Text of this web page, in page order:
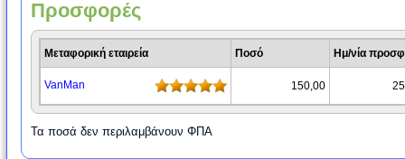
Προσφορές
Μεταφορική εταιρεία Ποσό Ημ/νία
VanMan 150,00
Τα ποσά δεν περιλαμβάνουν ΦΠΑ